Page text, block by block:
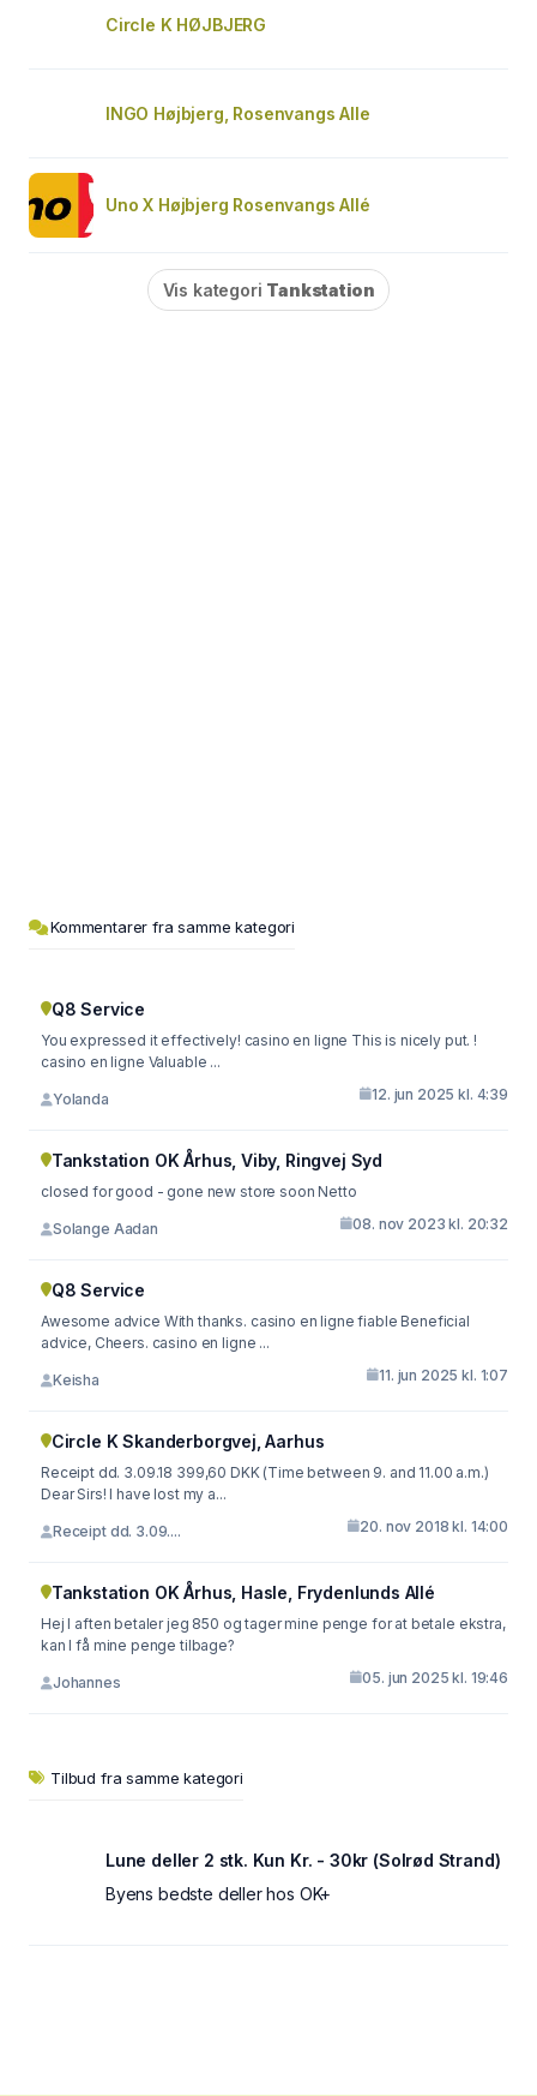
Circle K HØJBJERG
INGO Højbjerg, Rosenvangs Alle
Uno X Højbjerg Rosenvangs Allé
Vis kategori Tankstation
Kommentarer fra samme kategori
Q8 Service
You expressed it effectively! casino en ligne This is nicely put. !
casino en ligne Valuable ...
Yolanda 12. jun 2025 kl. 4:39
Tankstation OK Århus, Viby, Ringvej Syd
closed for good - gone new store soon Netto
Solange Aadan 08. nov 2023 kl. 20:32
Q8 Service
Awesome advice With thanks. casino en ligne fiable Beneficial
advice, Cheers. casino en ligne ...
Keisha 11. jun 2025 kl. 1:07
Circle K Skanderborgvej, Aarhus
Receipt dd. 3.09.18 399,60 DKK (Time between 9. and 11.00 a.m.)
Dear Sirs! I have lost my a...
Receipt dd. 3.09.... 20. nov 2018 kl. 14:00
Tankstation OK Århus, Hasle, Frydenlunds Allé
Hej I aften betaler jeg 850 og tager mine penge for at betale ekstra,
kan I få mine penge tilbage?
Johannes 05. jun 2025 kl. 19:46
Tilbud fra samme kategori
Lune deller 2 stk. Kun Kr. - 30kr (Solrød Strand)
Byens bedste deller hos OK+